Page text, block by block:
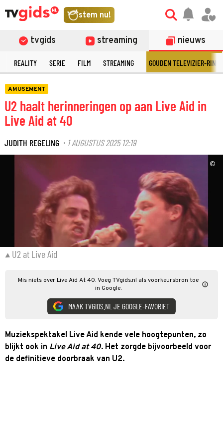
stem nu!
tvgids streaming nieuws
REALITY SERIE FILM STREAMING GOUDEN TELEVIZIER-RING
AMUSEMENT
U2 haalt herinneringen op aan Live Aid in
Live Aid at 40
JUDITH REGELING · 1 AUGUSTUS 2025 12:19
©
U2 at Live Aid
Mis niets over Live Aid At 40. Voeg TVgids.nl als voorkeursbron toe
in Google.
MAAK TVGIDS.NL JE GOOGLE-FAVORIET
Muziekspektakel Live Aid kende vele hoogtepunten, zo
blijkt ook in Live Aid at 40. Het zorgde bijvoorbeeld voor
de definitieve doorbraak van U2.